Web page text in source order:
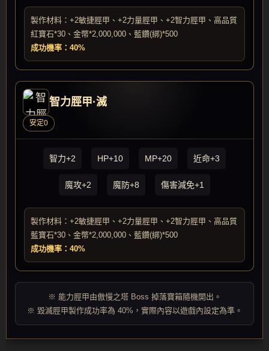
製作材料：+2敏捷脛甲、+2力量脛甲、+2智力脛甲、高品質
紅寶石*30、金幣*2,000,000、藍鑽(綁)*500
成功機率：40%
智力脛甲·滅
安定0
智力+2 HP+10 MP+20 近命+3
魔攻+2 魔防+8 傷害減免+1
製作材料：+2敏捷脛甲、+2力量脛甲、+2智力脛甲、高品質
藍寶石*30、金幣*2,000,000、藍鑽(綁)*500
成功機率：40%
※ 能力脛甲由傲慢之塔 Boss 掉落寶箱隨機開出。
※ 毀滅脛甲製作成功率為 40%，實際內容以遊戲內設定為準。